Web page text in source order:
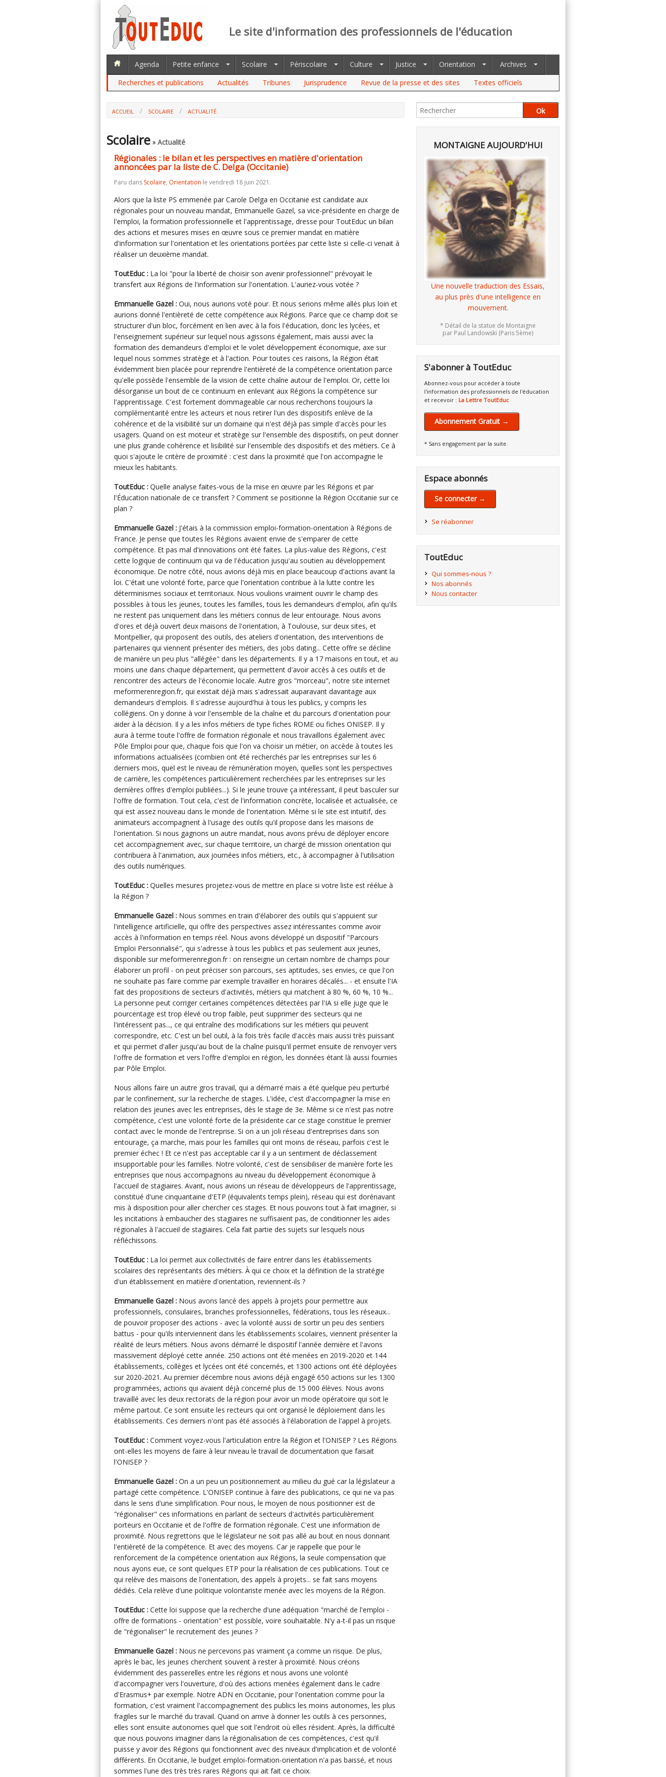
Le site d'information des professionnels de l'éducation
Agenda Petite enfance Scolaire Périscolaire Culture Justice Orientation
Archives
Recherches et publications
Actualités Tribunes Jurisprudence Revue de la presse et des sites Textes officiels
ACCUEIL SCOLAIRE
ACTUALITÉ
C. DELGA (OCCITANIE)
Scolaire» Actualité
Régionales : le bilan et les perspectives en matière d'orientation
annoncées par la liste de C. Delga (Occitanie)
Paru dans Scolaire, Orientation le vendredi 18 juin 2021.
Alors que la liste PS emmenée par Carole Delga en Occitanie est candidate aux
régionales pour un nouveau mandat, Emmanuelle Gazel, sa vice-présidente en charge de
l'emploi, la formation professionnelle et l'apprentissage, dresse pour ToutEduc un bilan
des actions et mesures mises en œuvre sous ce premier mandat en matière
d'information sur l'orientation et les orientations portées par cette liste si celle-ci venait à
réaliser un deuxième mandat.
ToutEduc : La loi "pour la liberté de choisir son avenir professionnel" prévoyait le
transfert aux Régions de l'information sur l'orientation. L'auriez-vous votée ?
Emmanuelle Gazel : Oui, nous aurions voté pour. Et nous serions même allés plus loin et
aurions donné l'entièreté de cette compétence aux Régions. Parce que ce champ doit se
structurer d'un bloc, forcément en lien avec à la fois l'éducation, donc les lycées, et
l'enseignement supérieur sur lequel nous agissons également, mais aussi avec la
formation des demandeurs d'emploi et le volet développement économique, axe sur
lequel nous sommes stratège et à l'action. Pour toutes ces raisons, la Région était
évidemment bien placée pour reprendre l'entièreté de la compétence orientation parce
qu'elle possède l'ensemble de la vision de cette chaîne autour de l'emploi. Or, cette loi
désorganise un bout de ce continuum en enlevant aux Régions la compétence sur
l'apprentissage. C'est fortement dommageable car nous recherchons toujours la
complémentarité entre les acteurs et nous retirer l'un des dispositifs enlève de la
cohérence et de la visibilité sur un domaine qui n'est déjà pas simple d'accès pour les
usagers. Quand on est moteur et stratège sur l'ensemble des dispositifs, on peut donner
une plus grande cohérence et lisibilité sur l'ensemble des dispositifs et des métiers. Ce à
quoi s'ajoute le critère de proximité : c'est dans la proximité que l'on accompagne le
mieux les habitants.
ToutEduc : Quelle analyse faites-vous de la mise en œuvre par les Régions et par
l'Éducation nationale de ce transfert ? Comment se positionne la Région Occitanie sur ce
plan ?
Emmanuelle Gazel : J'étais à la commission emploi-formation-orientation à Régions de
France. Je pense que toutes les Régions avaient envie de s'emparer de cette
compétence. Et pas mal d'innovations ont été faites. La plus-value des Régions, c'est
cette logique de continuum qui va de l'éducation jusqu'au soutien au développement
économique. De notre côté, nous avions déjà mis en place beaucoup d'actions avant la
loi. C'était une volonté forte, parce que l'orientation contribue à la lutte contre les
déterminismes sociaux et territoriaux. Nous voulions vraiment ouvrir le champ des
possibles à tous les jeunes, toutes les familles, tous les demandeurs d'emploi, afin qu'ils
ne restent pas uniquement dans les métiers connus de leur entourage. Nous avons
d'ores et déjà ouvert deux maisons de l'orientation, à Toulouse, sur deux sites, et
Montpellier, qui proposent des outils, des ateliers d'orientation, des interventions de
partenaires qui viennent présenter des métiers, des jobs dating... Cette offre se décline
de manière un peu plus "allégée" dans les départements. Il y a 17 maisons en tout, et au
moins une dans chaque département, qui permettent d'avoir accès à ces outils et de
rencontrer des acteurs de l'économie locale. Autre gros "morceau", notre site internet
meformerenregion.fr, qui existait déjà mais s'adressait auparavant davantage aux
demandeurs d'emplois. Il s'adresse aujourd'hui à tous les publics, y compris les
collégiens. On y donne à voir l'ensemble de la chaîne et du parcours d'orientation pour
aider à la décision. Il y a les infos métiers de type fiches ROME ou fiches ONISEP. Il y
aura à terme toute l'offre de formation régionale et nous travaillons également avec
Pôle Emploi pour que, chaque fois que l'on va choisir un métier, on accède à toutes les
informations actualisées (combien ont été recherchés par les entreprises sur les 6
derniers mois, quel est le niveau de rémunération moyen, quelles sont les perspectives
de carrière, les compétences particulièrement recherchées par les entreprises sur les
dernières offres d'emploi publiées...). Si le jeune trouve ça intéressant, il peut basculer sur
l'offre de formation. Tout cela, c'est de l'information concrète, localisée et actualisée, ce
qui est assez nouveau dans le monde de l'orientation. Même si le site est intuitif, des
animateurs accompagnent à l'usage des outils qu'il propose dans les maisons de
l'orientation. Si nous gagnons un autre mandat, nous avons prévu de déployer encore
cet accompagnement avec, sur chaque territoire, un chargé de mission orientation qui
contribuera à l'animation, aux journées infos métiers, etc., à accompagner à l'utilisation
des outils numériques.
ToutEduc : Quelles mesures projetez-vous de mettre en place si votre liste est réélue à
la Région ?
Emmanuelle Gazel : Nous sommes en train d'élaborer des outils qui s'appuient sur
l'intelligence artificielle, qui offre des perspectives assez intéressantes comme avoir
accès à l'information en temps réel. Nous avons développé un dispositif "Parcours
Emploi Personnalisé", qui s'adresse à tous les publics et pas seulement aux jeunes,
disponible sur meformerenregion.fr : on renseigne un certain nombre de champs pour
élaborer un profil - on peut préciser son parcours, ses aptitudes, ses envies, ce que l'on
ne souhaite pas faire comme par exemple travailler en horaires décalés... - et ensuite l'IA
fait des propositions de secteurs d'activités, métiers qui matchent à 80 %, 60 %, 10 %...
La personne peut corriger certaines compétences détectées par l'IA si elle juge que le
pourcentage est trop élevé ou trop faible, peut supprimer des secteurs qui ne
l'intéressent pas..., ce qui entraîne des modifications sur les métiers qui peuvent
correspondre, etc. C'est un bel outil, à la fois très facile d'accès mais aussi très puissant
et qui permet d'aller jusqu'au bout de la chaîne puisqu'il permet ensuite de renvoyer vers
l'offre de formation et vers l'offre d'emploi en région, les données étant là aussi fournies
par Pôle Emploi.
Nous allons faire un autre gros travail, qui a démarré mais a été quelque peu perturbé
par le confinement, sur la recherche de stages. L'idée, c'est d'accompagner la mise en
relation des jeunes avec les entreprises, dès le stage de 3e. Même si ce n'est pas notre
compétence, c'est une volonté forte de la présidente car ce stage constitue le premier
contact avec le monde de l'entreprise. Si on a un joli réseau d'entreprises dans son
entourage, ça marche, mais pour les familles qui ont moins de réseau, parfois c'est le
premier échec ! Et ce n'est pas acceptable car il y a un sentiment de déclassement
insupportable pour les familles. Notre volonté, c'est de sensibiliser de manière forte les
entreprises que nous accompagnons au niveau du développement économique à
l'accueil de stagiaires. Avant, nous avions un réseau de développeurs de l'apprentissage,
constitué d'une cinquantaine d'ETP (équivalents temps plein), réseau qui est dorénavant
mis à disposition pour aller chercher ces stages. Et nous pouvons tout à fait imaginer, si
les incitations à embaucher des stagiaires ne suffisaient pas, de conditionner les aides
régionales à l'accueil de stagiaires. Cela fait partie des sujets sur lesquels nous
réfléchissons.
ToutEduc : La loi permet aux collectivités de faire entrer dans les établissements
scolaires des représentants des métiers. À qui ce choix et la définition de la stratégie
d'un établissement en matière d'orientation, reviennent-ils ?
Emmanuelle Gazel : Nous avons lancé des appels à projets pour permettre aux
professionnels, consulaires, branches professionnelles, fédérations, tous les réseaux...
de pouvoir proposer des actions - avec la volonté aussi de sortir un peu des sentiers
battus - pour qu'ils interviennent dans les établissements scolaires, viennent présenter la
réalité de leurs métiers. Nous avons démarré le dispositif l'année dernière et l'avons
massivement déployé cette année. 250 actions ont été menées en 2019-2020 et 144
établissements, collèges et lycées ont été concernés, et 1300 actions ont été déployées
sur 2020-2021. Au premier décembre nous avions déjà engagé 650 actions sur les 1300
programmées, actions qui avaient déjà concerné plus de 15 000 élèves. Nous avons
travaillé avec les deux rectorats de la région pour avoir un mode opératoire qui soit le
même partout. Ce sont ensuite les recteurs qui ont organisé le déploiement dans les
établissements. Ces derniers n'ont pas été associés à l'élaboration de l'appel à projets.
ToutEduc : Comment voyez-vous l'articulation entre la Région et l'ONISEP ? Les Régions
ont-elles les moyens de faire à leur niveau le travail de documentation que faisait
l'ONISEP ?
Emmanuelle Gazel : On a un peu un positionnement au milieu du gué car la législateur a
partagé cette compétence. L'ONISEP continue à faire des publications, ce qui ne va pas
dans le sens d'une simplification. Pour nous, le moyen de nous positionner est de
"régionaliser" ces informations en parlant de secteurs d'activités particulièrement
porteurs en Occitanie et de l'offre de formation régionale. C'est une information de
proximité. Nous regrettons que le législateur ne soit pas allé au bout en nous donnant
l'entièreté de la compétence. Et avec des moyens. Car je rappelle que pour le
renforcement de la compétence orientation aux Régions, la seule compensation que
nous ayons eue, ce sont quelques ETP pour la réalisation de ces publications. Tout ce
qui relève des maisons de l'orientation, des appels à projets... se fait sans moyens
dédiés. Cela relève d'une politique volontariste menée avec les moyens de la Région.
ToutEduc : Cette loi suppose que la recherche d'une adéquation "marché de l'emploi -
offre de formations - orientation" est possible, voire souhaitable. N'y a-t-il pas un risque
de "régionaliser" le recrutement des jeunes ?
Emmanuelle Gazel : Nous ne percevons pas vraiment ça comme un risque. De plus,
après le bac, les jeunes cherchent souvent à rester à proximité. Nous créons
évidemment des passerelles entre les régions et nous avons une volonté
d'accompagner vers l'ouverture, d'où des actions menées également dans le cadre
d'Erasmus+ par exemple. Notre ADN en Occitanie, pour l'orientation comme pour la
formation, c'est vraiment l'accompagnement des publics les moins autonomes, les plus
fragiles sur le marché du travail. Quand on arrive à donner les outils à ces personnes,
elles sont ensuite autonomes quel que soit l'endroit où elles résident. Après, la difficulté
que nous pouvons imaginer dans la régionalisation de ces compétences, c'est qu'il
puisse y avoir des Régions qui fonctionnent avec des niveaux d'implication et de volonté
différents. En Occitanie, le budget emploi-formation-orientation n'a pas baissé, et nous
sommes l'une des très très rares Régions qui ait fait ce choix.
MONTAIGNE AUJOURD'HUI
Une nouvelle traduction des Essais,
au plus près d'une intelligence en
mouvement.
* Détail de la statue de Montaigne
par Paul Landowski (Paris 5ème)
S'abonner à ToutEduc
Abonnez-vous pour accéder à toute
l'information des professionnels de l'éducation
et recevoir : La Lettre ToutEduc
Abonnement Gratuit →
* Sans engagement par la suite.
Espace abonnés
Se connecter →
Se réabonner
ToutEduc
Qui sommes-nous ?
Nos abonnés
Nous contacter